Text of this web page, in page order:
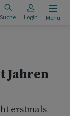
Suche Login Menu
Jahren
erstmals